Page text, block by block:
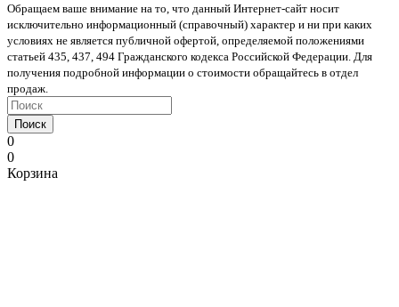
Обращаем ваше внимание на то, что данный Интернет-сайт носит
исключительно информационный (справочный) характер и ни при каких
условиях не является публичной офертой, определяемой положениями
статьей 435, 437, 494 Гражданского кодекса Российской Федерации. Для
получения подробной информации о стоимости обращайтесь в отдел
продаж.
Поиск
0
0
Корзина